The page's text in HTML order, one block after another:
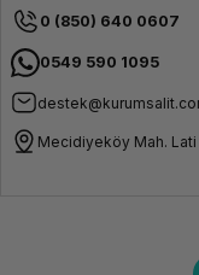
0 (850) 640 0607
0549 590 1095
Mecidiyeköy Mah.